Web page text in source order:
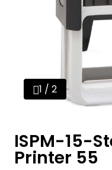
1 / 2
ISPM-15-
Printer 55